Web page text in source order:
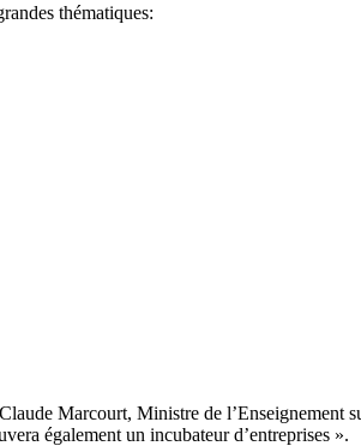
thématiques:
Marcourt, Ministre de l’Enseignement
également un incubateur d’entreprises ».